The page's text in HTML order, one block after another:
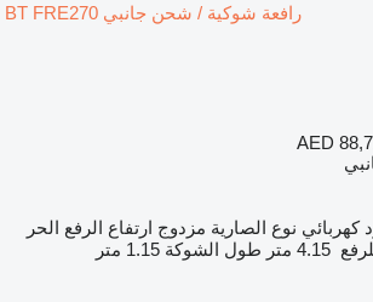
رافعة شوكية / شحن جانبي BT FRE270
AED
كهربائي نوع الصارية مزدوج ارتفاع الرفع الحر
4.15 متر طول الشوكة 1.15 متر